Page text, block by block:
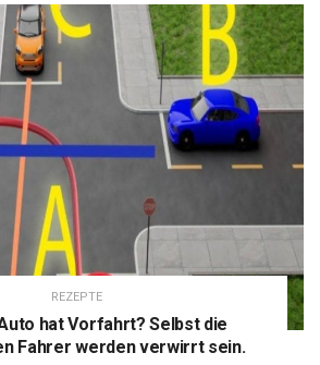
REZEPTE
hat Vorfahrt? Selbst die
Fahrer werden verwirrt sein.